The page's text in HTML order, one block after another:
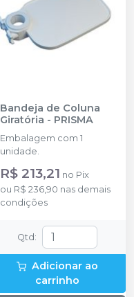
Bandeja de Coluna
Giratória - PRISMA
Embalagem com 1
unidade.
R$ 213,21 no Pix
ou R$ 236,90 nas demais
condições
Qtd :
Adicionar ao
carrinho